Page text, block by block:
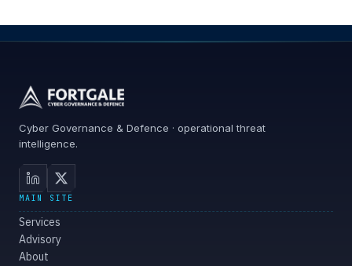
Cyber Governance & Defence · operational threat
intelligence.
MAIN SITE
Services
Advisory
About